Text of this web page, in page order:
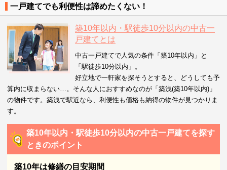
一戸建てでも利便性は諦めたくない！
築10年以内・駅徒歩10分以内の中古一
戸建てとは
中古一戸建てで人気の条件「築10年以内」と
「駅徒歩10分以内」。
好立地で一軒家を探そうとすると、どうしても予
算内に収まらない…。そんな人におすすめなのが「築浅(築10年以内)」
の物件です。築浅で駅近なら、利便性も価格も納得の物件が見つかりま
す。
築10年以内・駅徒歩10分以内の中古一戸建てを探す
ときのポイント
築10年は修繕の目安期間